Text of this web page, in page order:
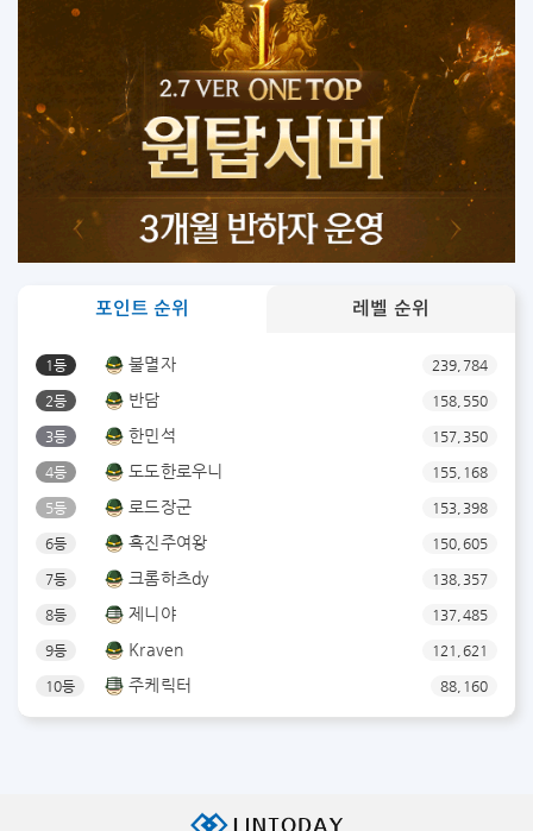
포인트 순위 레벨 순위
1등 불멸자 239,784
2등 반담 158,550
3등 한민석 157,350
4등 도도한로우니 155,168
5등 로드장군 153,398
6등 흑진주여왕 150,605
7등 크롬하츠dy 138,357
8등 제니야 137,485
9등 Kraven 121,621
10등 주케릭터 88,160